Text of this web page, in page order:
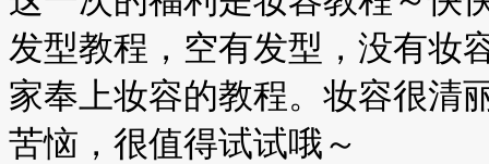
发型教程，空有发型，没有妆
家奉上妆容的教程。妆容很清
苦恼，很值得试试哦～